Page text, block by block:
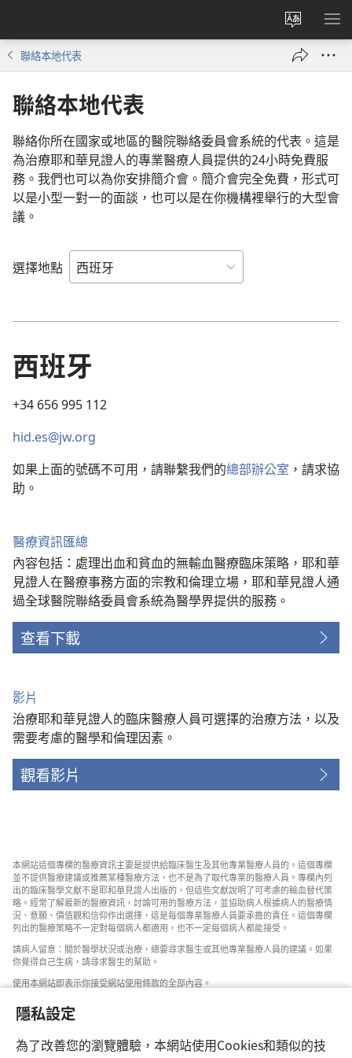
隱私設定
為了改善您的瀏覽體驗，本網站使用Cookies和類似的技
更
改
網
顯
聯絡本地代表
聯絡本地代表
聯絡你所在國家或地區的醫院聯絡委員會系統的代表。這是
為治療耶和華見證人的專業醫療人員提供的24小時免費服
務。我們也可以為你安排簡介會。簡介會完全免費，形式可
以是小型一對一的面談，也可以是在你機構裡舉行的大型會
議。
選擇地點
西班牙
+34 656 995 112
hid.es@jw.org
如果上面的號碼不可用，請聯繫我們的總部辦公室 ，請求協
助。
醫療資訊匯總
內容包括：處理出血和貧血的無輸血醫療臨床策略，耶和華
見證人在醫療事務方面的宗教和倫理立場，耶和華見證人通
過全球醫院聯絡委員會系統為醫學界提供的服務。
查看下載
影片
治療耶和華見證人的臨床醫療人員可選擇的治療方法，以及
需要考慮的醫學和倫理因素。
觀看影片
本網站這個專欄的醫療資訊主要是提供給臨床醫生及其他專業醫療人員的。這個專欄
並不提供醫療建議或推薦某種醫療方法，也不是為了取代專業的醫療人員。專欄內列
出的臨床醫學文獻不是耶和華見證人出版的，但這些文獻說明了可考慮的輸血替代策
略。經常了解最新的醫療資訊，討論可用的醫療方法，並協助病人根據病人的醫療情
況、意願、價值觀和信仰作出選擇，這是每個專業醫療人員要承擔的責任。這個專欄
列出的醫療策略不一定對每個病人都適用，也不一定每個病人都能接受。
請病人留意：關於醫學狀況或治療，總要尋求醫生或其他專業醫療人員的建議。如果
你覺得自己生病，請尋求醫生的幫助。
使用本網站即表示你接受網站使用條款的全部內容。